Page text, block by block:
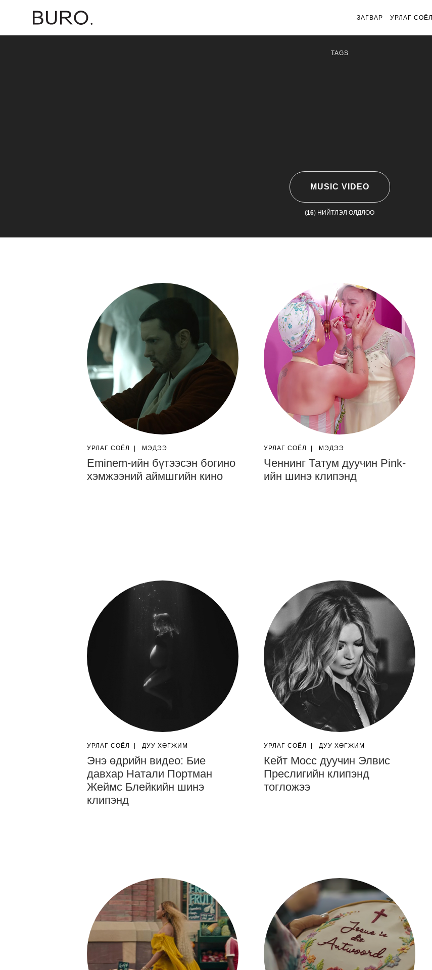
ЗАГВАР УРЛАГ СОЁЛ
TAGS
MUSIC VIDEO
(16) НИЙТЛЭЛ ОЛДЛОО
УРЛАГ СОЁЛ МЭДЭЭ
Eminem-ийн бүтээсэн богино
хэмжээний аймшгийн кино
УРЛАГ СОЁЛ МЭДЭЭ
Ченнинг Татум дуучин Pink-
ийн шинэ клипэнд
УРЛАГ СОЁЛ ДУУ ХӨГЖИМ
Энэ өдрийн видео: Бие
давхар Натали Портман
Жеймс Блейкийн шинэ
клипэнд
УРЛАГ СОЁЛ ДУУ ХӨГЖИМ
Кейт Мосс дуучин Элвис
Преслигийн клипэнд
тогложээ